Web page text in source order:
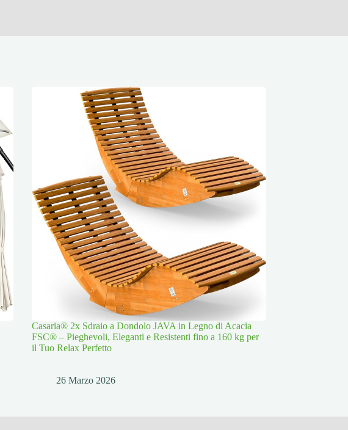
Casaria® 2x Sdraio a Dondolo JAVA in Legno di Acacia
FSC® – Pieghevoli, Eleganti e Resistenti fino a 160 kg per
il Tuo Relax Perfetto
26 Marzo 2026